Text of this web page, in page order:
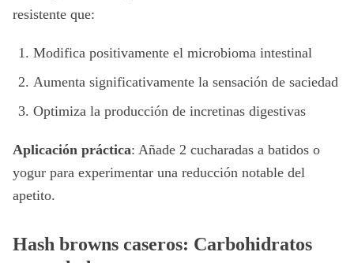
resistente que:
Modifica positivamente el microbioma intestinal
Aumenta significativamente la sensación de saciedad
Optimiza la producción de incretinas digestivas
Aplicación práctica: Añade 2 cucharadas a batidos o
yogur para experimentar una reducción notable del
apetito.
Hash browns caseros: Carbohidratos